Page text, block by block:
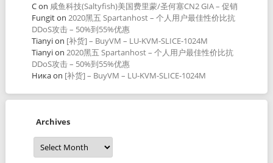
Con 咸鱼科技(Saltyfish)美国费里蒙/圣何塞CN2 GIA – 促销
Fungiton 2020黑五 Spartanhost – 个人用户最佳性价比抗
DDoS攻击 – 50%到55%优惠
Tianyion [补货] – BuyVM – LU-KVM-SLICE-1024M
Tianyion 2020黑五 Spartanhost – 个人用户最佳性价比抗
DDoS攻击 – 50%到55%优惠
Никаon [补货] – BuyVM – LU-KVM-SLICE-1024M
Archives
Archives